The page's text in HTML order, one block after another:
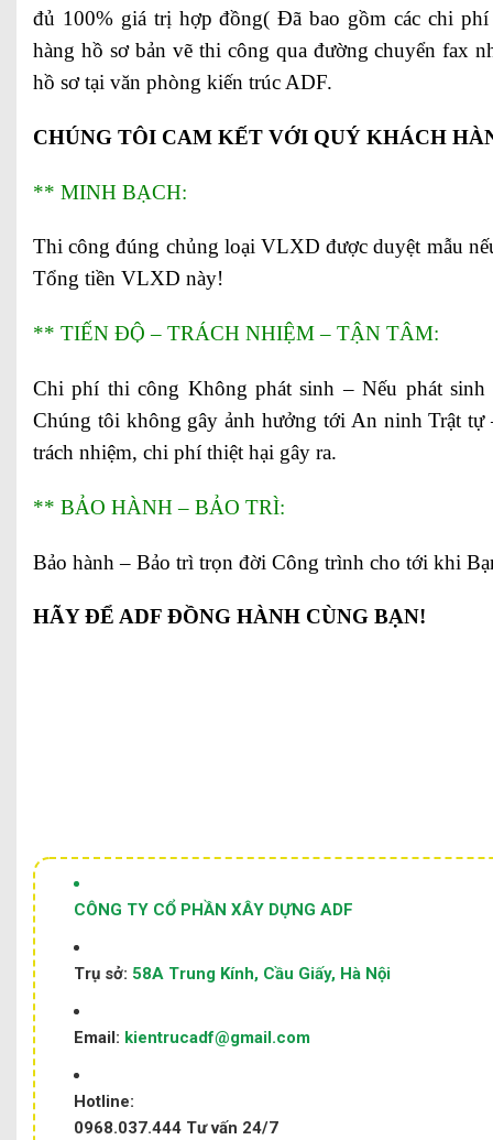
đủ 100% giá trị hợp đồng( Đã bao gồm các chi
hàng hồ sơ bản vẽ thi công qua đường chuyển fax
hồ sơ tại văn phòng kiến trúc ADF.
CHÚNG TÔI CAM KẾT VỚI QUÝ KHÁCH
** MINH BẠCH:
Thi công đúng chủng loại VLXD được duyệt mẫu
Tổng tiền VLXD này!
** TIẾN ĐỘ – TRÁCH NHIỆM – TẬN TÂM:
Chi phí thi công Không phát sinh – Nếu phát
Chúng tôi không gây ảnh hưởng tới An ninh Trật
trách nhiệm, chi phí thiệt hại gây ra.
** BẢO HÀNH – BẢO TRÌ:
Bảo hành – Bảo trì trọn đời Công trình cho tới khi
HÃY ĐỂ ADF ĐỒNG HÀNH CÙNG BẠN!
CÔNG TY CỔ PHẦN XÂY DỰNG ADF
Trụ sở: 58A Trung Kính, Cầu Giấy, Hà Nội
Email: kientrucadf@gmail.com
Hotline:
0968.037.444 Tư vấn 24/7